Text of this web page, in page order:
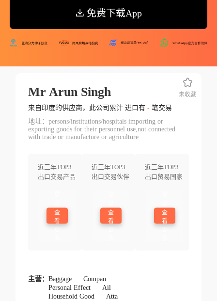
免费下载App
Mr Arun Singh
来自印度的供应商，此公司累计 进口有 -笔交易
地址：persons/institutions/hospitals importing or
exporting goods for their personnel use,not connected
with trade or manufacture or agriculture
近三年TOP3
出口交易产品
查
看
近三年TOP3
出口交易伙伴
查
看
近三年TOP3
出口贸易国家
查
看
未收藏
主营： Baggage
Compan
Personal Effect
Ail
Household Good
Atta